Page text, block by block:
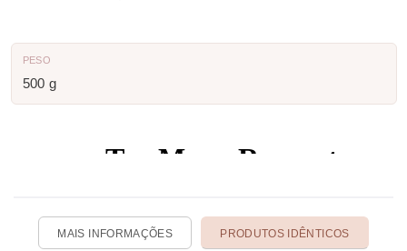
PESO
500 g
MAIS INFORMAÇÕES PRODUTOS IDÊNTICOS